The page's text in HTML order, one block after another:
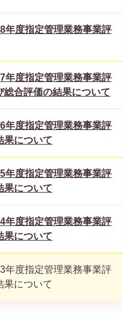
年度指定管理業務事業評
年度指定管理業務事業評
総合評価の結果について
年度指定管理業務事業評
果について
年度指定管理業務事業評
果について
年度指定管理業務事業評
果について
年度指定管理業務事業評
果について